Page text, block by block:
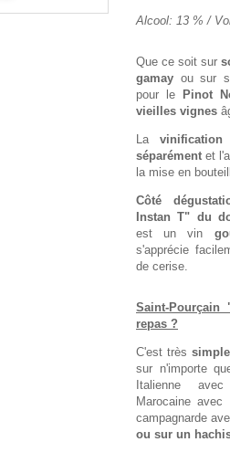
Alcool: 13 % /
Que ce soit sur
gamay ou sur
pour le
Pinot
vieilles vignes
La
séparément et
la mise en
Côté
Instan T" du
est un vin
s'apprécie
de cerise.
Saint-
repas ?
C'est très
sur n'importe
Italienne
Marocaine
campagnarde
ou sur un